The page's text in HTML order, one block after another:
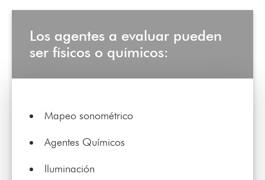
Los agentes a evaluar pueden
ser físicos o químicos:
Mapeo sonométrico
Agentes Químicos
Iluminación